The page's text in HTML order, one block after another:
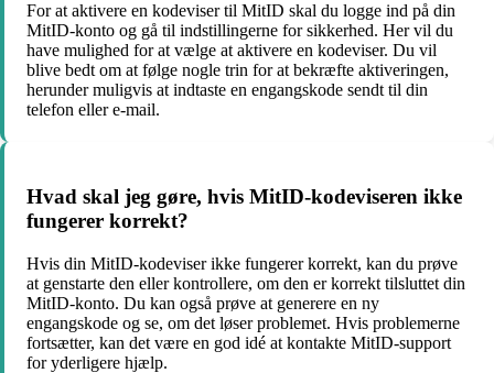
For at aktivere en kodeviser til MitID skal du logge ind på din
MitID-konto og gå til indstillingerne for sikkerhed. Her vil du
have mulighed for at vælge at aktivere en kodeviser. Du vil
blive bedt om at følge nogle trin for at bekræfte aktiveringen,
herunder muligvis at indtaste en engangskode sendt til din
telefon eller e-mail.
Hvad skal jeg gøre, hvis MitID-kodeviseren ikke
fungerer korrekt?
Hvis din MitID-kodeviser ikke fungerer korrekt, kan du prøve
at genstarte den eller kontrollere, om den er korrekt tilsluttet din
MitID-konto. Du kan også prøve at generere en ny
engangskode og se, om det løser problemet. Hvis problemerne
fortsætter, kan det være en god idé at kontakte MitID-support
for yderligere hjælp.